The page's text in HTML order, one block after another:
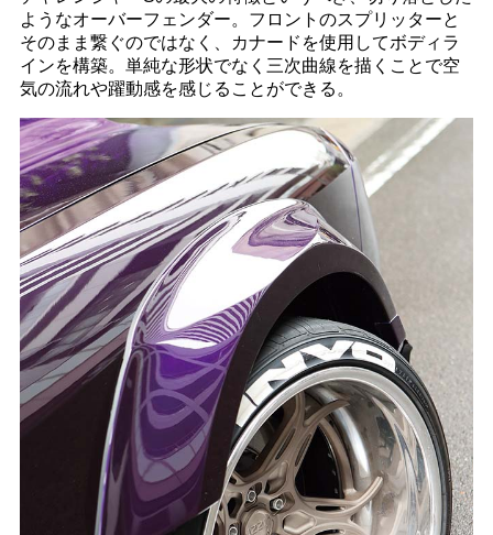
ようなオーバーフェンダー。フロントのスプリッターと
そのまま繋ぐのではなく、カナードを使用してボディラ
インを構築。単純な形状でなく三次曲線を描くことで空
気の流れや躍動感を感じることができる。